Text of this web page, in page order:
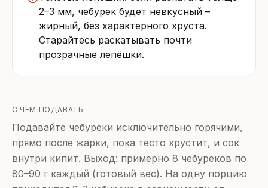
2–3 мм, чебурек будет невкусный –
жирный, без характерного хруста.
Старайтесь раскатывать почти
прозрачные лепёшки.
С ЧЕМ ПОДАВАТЬ
Подавайте чебуреки исключительно горячими,
прямо после жарки, пока тесто хрустит, и сок
внутри кипит. Выход: примерно 8 чебуреков по
80–90 г каждый (готовый вес). На одну порцию